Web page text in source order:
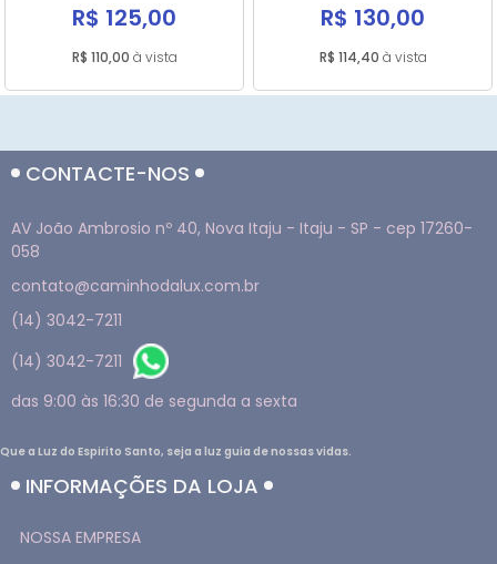
R$ 125,00
R$ 110,00 à vista
R$ 130,00
R$ 114,40 à vista
CONTACTE-NOS
AV João Ambrosio nº 40, Nova Itaju - Itaju - SP - cep 17260-
058
contato@caminhodalux.com.br
(14) 3042-7211
(14) 3042-7211
das 9:00 às 16:30 de segunda a sexta
Que a Luz do Espirito Santo, seja a luz guia de nossas vidas.
INFORMAÇÕES DA LOJA
NOSSA EMPRESA